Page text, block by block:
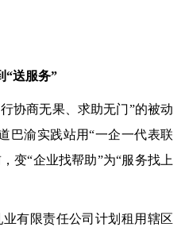
“送服务”
协商无果、求助无门”的被动
巴渝实践站用“一企一代表联
变“企业找帮助”为“服务找上
有限责任公司计划租用辖区